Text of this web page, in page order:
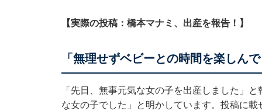
【実際の投稿：橋本マナミ、出産を報告！】
「無理せずベビーとの時間を楽しんで
「先日、無事元気な女の子を出産しました」
な女の子でした」と明かしています。投稿に